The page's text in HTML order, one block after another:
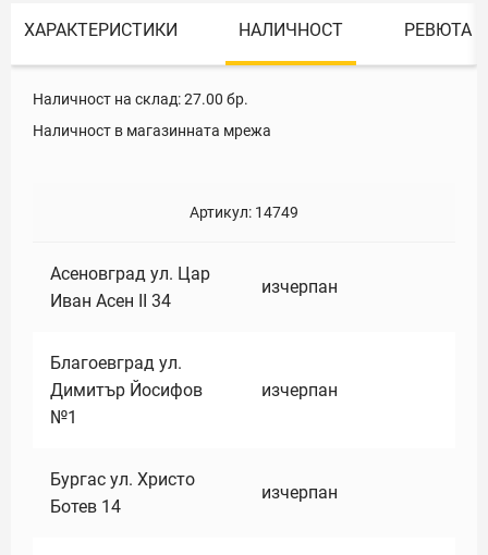
ХАРАКТЕРИСТИКИ НАЛИЧНОСТ РЕВЮТА
Наличност на склад:27.00 бр.
Наличност в магазинната мрежа
Артикул: 14749
Асеновград ул. Цар
Иван Асен II 34
изчерпан
Благоевград ул.
Димитър Йосифов
№1
изчерпан
Бургас ул. Христо
Ботев 14
изчерпан